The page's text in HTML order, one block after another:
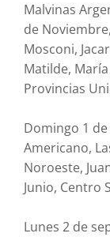
Malvinas
de
Mosconi,
Matilde,
Provincias
Domingo 1
Americano,
Noroeste,
Junio, Centro
Lunes 2 de